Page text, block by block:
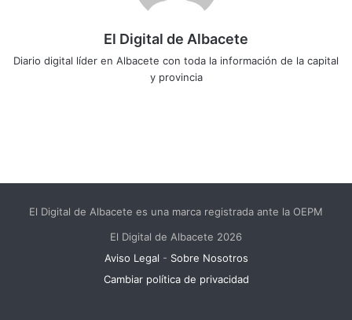
El Digital de Albacete
Diario digital líder en Albacete con toda la información de la capital
y provincia
El Digital de Albacete es una marca registrada ante la OEPM
El Digital de Albacete 2026
Aviso Legal - Sobre Nosotros
Cambiar política de privacidad